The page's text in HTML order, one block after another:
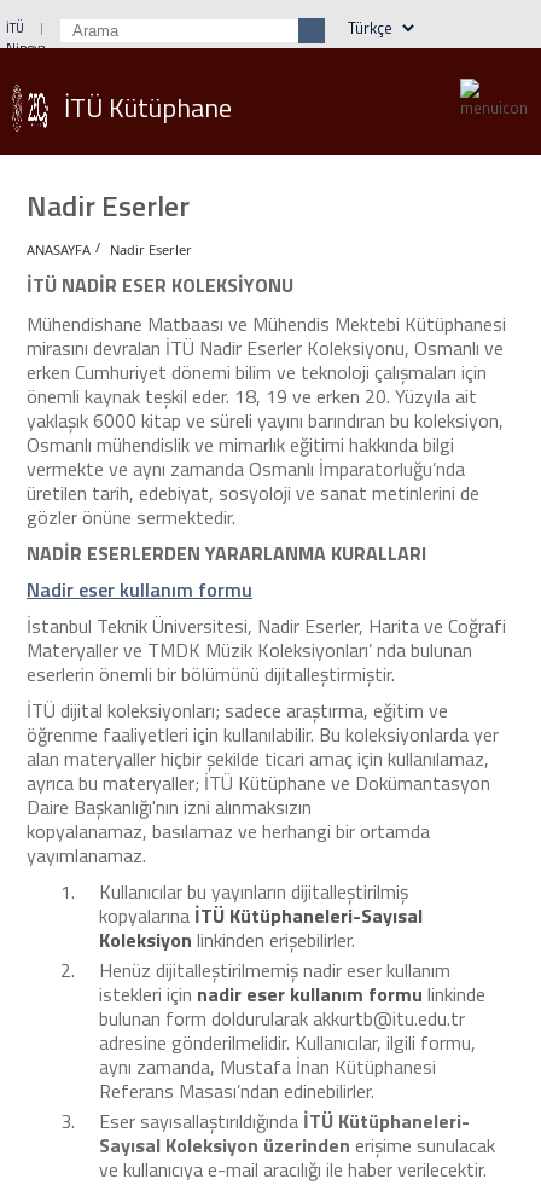
İTÜ
Ninova
İTÜ Kütüphane
Nadir Eserler
ANASAYFA / Nadir Eserler
İTÜ NADİR ESER KOLEKSİYONU
Mühendishane Matbaası ve Mühendis Mektebi Kütüphanesi
mirasını devralan İTÜ Nadir Eserler Koleksiyonu, Osmanlı ve
erken Cumhuriyet dönemi bilim ve teknoloji çalışmaları için
önemli kaynak teşkil eder. 18, 19 ve erken 20. Yüzyıla ait
yaklaşık 6000 kitap ve süreli yayını barındıran bu koleksiyon,
Osmanlı mühendislik ve mimarlık eğitimi hakkında bilgi
vermekte ve aynı zamanda Osmanlı İmparatorluğu’nda
üretilen tarih, edebiyat, sosyoloji ve sanat metinlerini de
gözler önüne sermektedir.
NADİR ESERLERDEN YARARLANMA KURALLARI
Nadir eser kullanım formu
İstanbul Teknik Üniversitesi, Nadir Eserler, Harita ve Coğrafi
Materyaller ve TMDK Müzik Koleksiyonları’ nda bulunan
eserlerin önemli bir bölümünü dijitalleştirmiştir.
İTÜ dijital koleksiyonları; sadece araştırma, eğitim ve
öğrenme faaliyetleri için kullanılabilir. Bu koleksiyonlarda yer
alan materyaller hiçbir şekilde ticari amaç için kullanılamaz,
ayrıca bu materyaller; İTÜ Kütüphane ve Dokümantasyon
Daire Başkanlığı'nın izni alınmaksızın
kopyalanamaz, basılamaz ve herhangi bir ortamda
yayımlanamaz.
Kullanıcılar bu yayınların dijitalleştirilmiş
kopyalarına İTÜ Kütüphaneleri-Sayısal
Koleksiyon linkinden erişebilirler.
Henüz dijitalleştirilmemiş nadir eser kullanım
istekleri için nadir eser kullanım formu linkinde
bulunan form doldurularak akkurtb@itu.edu.tr
adresine gönderilmelidir. Kullanıcılar, ilgili formu,
aynı zamanda, Mustafa İnan Kütüphanesi
Referans Masası’ndan edinebilirler.
Eser sayısallaştırıldığında İTÜ Kütüphaneleri-
Sayısal Koleksiyon üzerinden erişime sunulacak
ve kullanıcıya e-mail aracılığı ile haber verilecektir.